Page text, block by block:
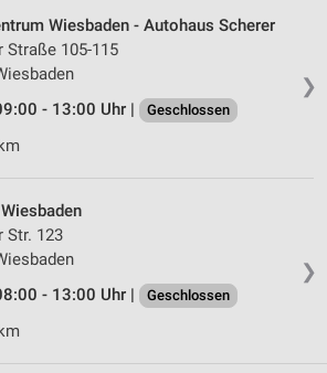
❯
Wiesbaden - Autohaus Scherer
Straße 105-115
- 13:00 Uhr |
Geschlossen
❯
Str. 123
- 13:00 Uhr |
Geschlossen